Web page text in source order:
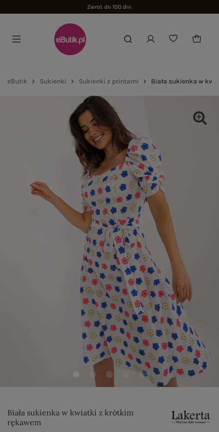
Zwrot do 100 dni
eButik Sukienki Sukienki z printami Biała sukienka w
Biała sukienka w kwiatki z krótkim
rękawem